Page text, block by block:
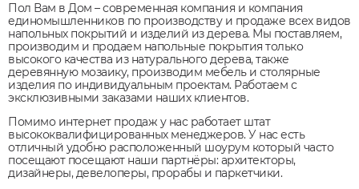
Пол Вам в Дом – современная компания и компания
единомышленников по производству и продаже всех видов
напольных покрытий и изделий из дерева. Мы поставляем,
производим и продаем напольные покрытия только
высокого качества из натурального дерева, также
деревянную мозаику, производим мебель и столярные
изделия по индивидуальным проектам. Работаем с
эксклюзивными заказами наших клиентов.
Помимо интернет продаж у нас работает штат
высококвалифицированных менеджеров. У нас есть
отличный удобно расположенный шоурум который часто
посещают посещают наши партнёры: архитекторы,
дизайнеры, девелоперы, прорабы и паркетчики.